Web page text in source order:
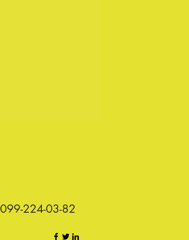
099-224-03-82